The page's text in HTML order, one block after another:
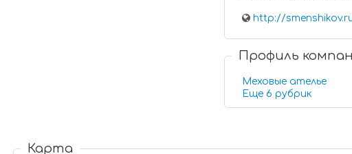
http://
Профиль
Меховые ателье
Еще 6 рубрик
Карта